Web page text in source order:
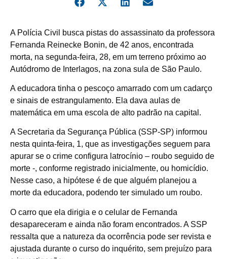
APolícia Civil busca pistas do assassinato da professora
Fernanda Reinecke Bonin, de 42 anos, encontrada
morta, na segunda-feira, 28, em um terreno próximo ao
Autódromo de Interlagos, na zona sula de São Paulo.
A educadora tinha o pescoço amarrado com um cadarço
e sinais de estrangulamento. Ela dava aulas de
matemática em uma escola de alto padrão na capital.
A Secretaria da Segurança Pública (SSP-SP) informou
nesta quinta-feira, 1, que as investigações seguem para
apurar se o crime configura latrocínio – roubo seguido de
morte -, conforme registrado inicialmente, ou homicídio.
Nesse caso, a hipótese é de que alguém planejou a
morte da educadora, podendo ter simulado um roubo.
O carro que ela dirigia e o celular de Fernanda
desapareceram e ainda não foram encontrados. A SSP
ressalta que a natureza da ocorrência pode ser revista e
ajustada durante o curso do inquérito, sem prejuízo para